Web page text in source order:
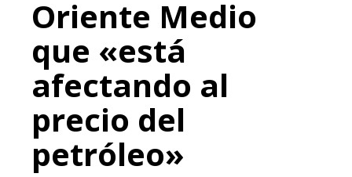
Oriente Medio
que «está
afectando al
precio del
petróleo»